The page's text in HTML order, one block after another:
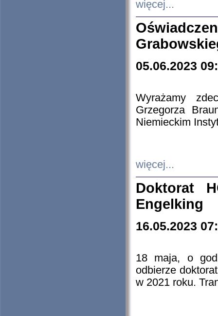
więcej...
05.06.2023
Wyrażamy
Grzegorza
Niemieckim
więcej...
Doktorat
Engelking
16.05.2023
18 maja, o
odbierze
w 2021 roku.